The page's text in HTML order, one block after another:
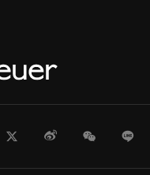
TwitterWeiboWeChat